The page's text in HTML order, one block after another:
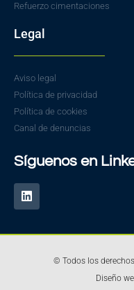
Refuerzo cimentaciones
Legal
Aviso legal
Política de privacidad
Política de cookies
Canal de denuncias
Síguenos en
© Todos los
Diseño